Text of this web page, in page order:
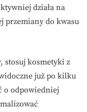
działa na
przemiany do kwasu
stosuj kosmetyki z
już po kilku
o odpowiedniej